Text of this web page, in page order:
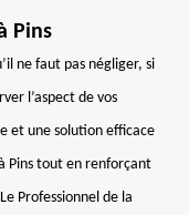
Pins
ne faut pas négliger, si
l’aspect de vos
et une solution efficace
Pins tout en renforçant
Professionnel de la